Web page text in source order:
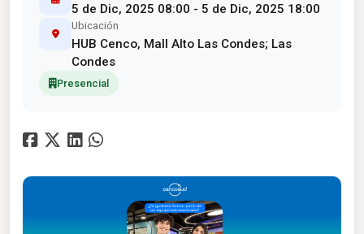
5 de Dic, 2025 08:00 - 5 de Dic, 2025 18:00
Ubicación
HUB Cenco, Mall Alto Las Condes; Las
Condes
Presencial